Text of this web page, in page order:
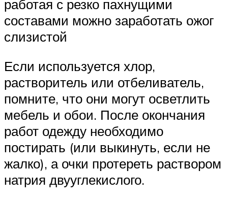
работая с резко пахнущими
составами можно заработать ожог
слизистой
Если используется хлор,
растворитель или отбеливатель,
помните, что они могут осветлить
мебель и обои. После окончания
работ одежду необходимо
постирать (или выкинуть, если не
жалко), а очки протереть раствором
натрия двууглекислого.